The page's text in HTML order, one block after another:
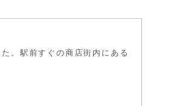
。駅前すぐの商店街内にある